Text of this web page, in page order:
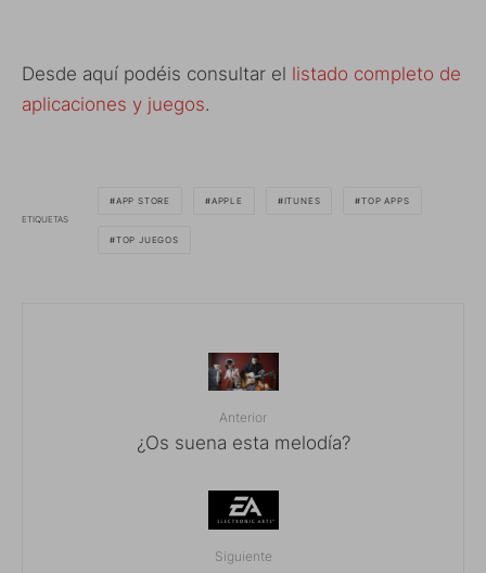
Desde aquí podéis consultar el listado completo de
aplicaciones y juegos.
ETIQUETAS
APP STORE APPLE ITUNES TOP APPS
TOP JUEGOS
Anterior
¿Os suena esta melodía?
Siguiente